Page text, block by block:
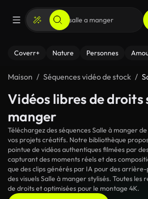
Coverr+ Nature Personnes
Maison Séquences vidéo de stock
Vidéos libres de droits
manger
Téléchargez des séquences Salle à manger
vos projets créatifs. Notre bibliothèque
pointue de vidéos authentiques filmées par
capturant des moments réels et des
que des clips générés par IA pour des
des visuels Salle à manger stylisés. Toutes les
de droits et optimisées pour le montage 4K.